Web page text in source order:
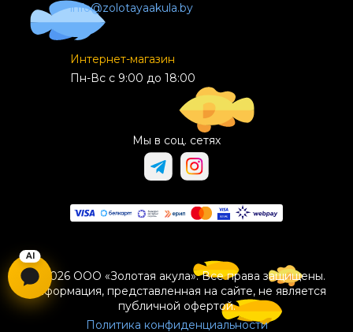
info@zolotayaakula.by
Интернет-магазин
Пн-Вс с 9:00 до 18:00
Мы в соц. сетях
© 2026 ООО «Золотая акула». Все права защищены.
Информация, представленная на сайте, не является
публичной офертой.
Политика конфиденциальности